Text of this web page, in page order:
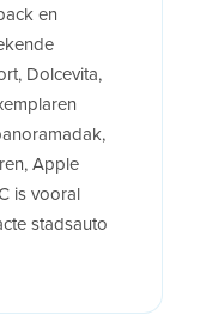
en
Dolcevita,
Apple
is vooral
stadsauto